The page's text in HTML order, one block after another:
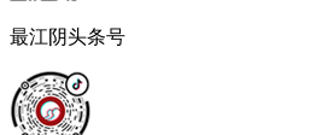
最江阴头条号